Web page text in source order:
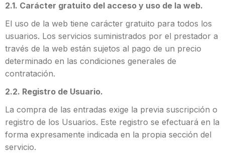
2.1. Carácter gratuito del acceso y uso de la web.
El uso de la web tiene carácter gratuito para todos los
usuarios. Los servicios suministrados por el prestador a
través de la web están sujetos al pago de un precio
determinado en las condiciones generales de
contratación.
2.2. Registro de Usuario.
La compra de las entradas exige la previa suscripción o
registro de los Usuarios. Este registro se efectuará en la
forma expresamente indicada en la propia sección del
servicio.